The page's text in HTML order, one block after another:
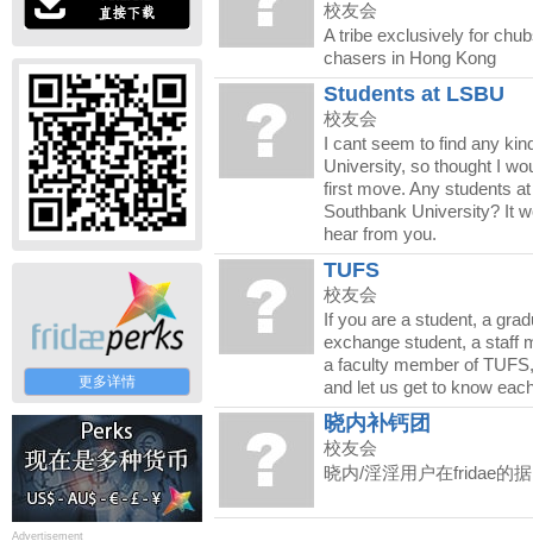
更多详情
Advertisement
校友会
A tribe exclusively for
chasers in Hong Kong
Students at LSBU
校友会
I cant seem to find any
University, so thought I
first move. Any students
Southbank University? It
hear from you.
TUFS
校友会
If you are a student, a
exchange student, a staff
a faculty member of
and let us get to know
晓内补钙团
校友会
晓内/淫淫用户在fridae的